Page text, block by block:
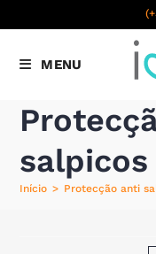
MENU
Início > Protecção anti